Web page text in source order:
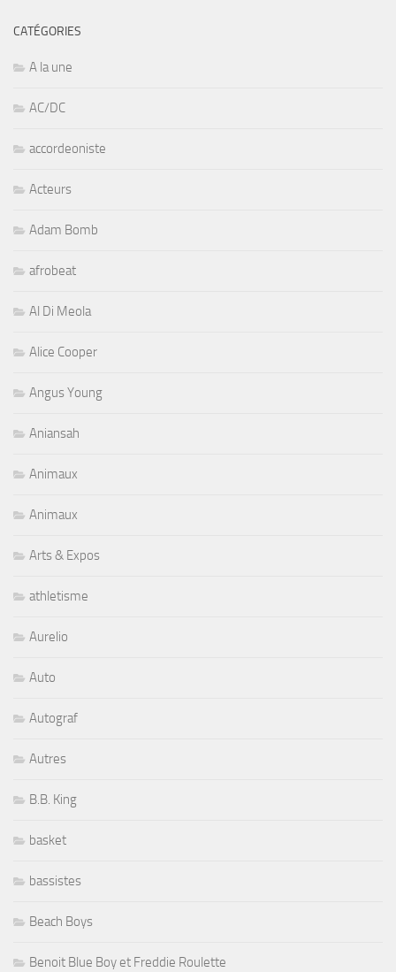
CATÉGORIES
A la une
AC/DC
accordeoniste
Acteurs
Adam Bomb
afrobeat
Al Di Meola
Alice Cooper
Angus Young
Aniansah
Animaux
Animaux
Arts & Expos
athletisme
Aurelio
Auto
Autograf
Autres
B.B. King
basket
bassistes
Beach Boys
Benoit Blue Boy et Freddie Roulette